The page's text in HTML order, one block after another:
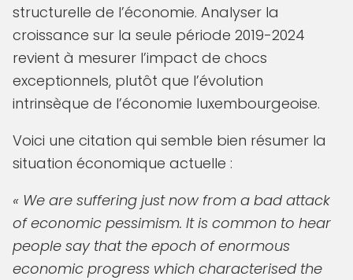
structurelle de l’économie. Analyser la
croissance sur la seule période 2019-2024
revient à mesurer l’impact de chocs
exceptionnels, plutôt que l’évolution
intrinsèque de l’économie luxembourgeoise.
Voici une citation qui semble bien résumer la
situation économique actuelle :
« We are suffering just now from a bad attack
of economic pessimism. It is common to hear
people say that the epoch of enormous
economic progress which characterised the